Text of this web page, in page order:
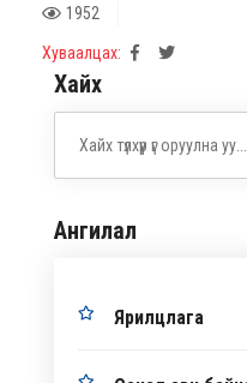
1952
Хуваалцах:
Хайх
Ангилал
Ярилцлага